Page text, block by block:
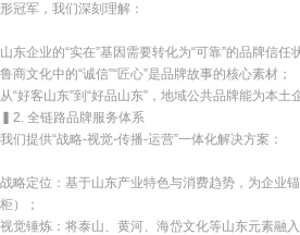
形冠军，我们深刻理解：
山东企业的“实在”基因需要转化为“可靠”的品牌信任
鲁商文化中的“诚信”“匠心”是品牌故事的核心素材；
从“好客山东”到“好品山东”，地域公共品牌能为本土
▍2. 全链路品牌服务体系
我们提供“战略-视觉-传播-运营”一体化解决方案：
战略定位：基于山东产业特色与消费趋势，为企业
柜）；
视觉锤炼：将泰山、黄河、海岱文化等山东元素融